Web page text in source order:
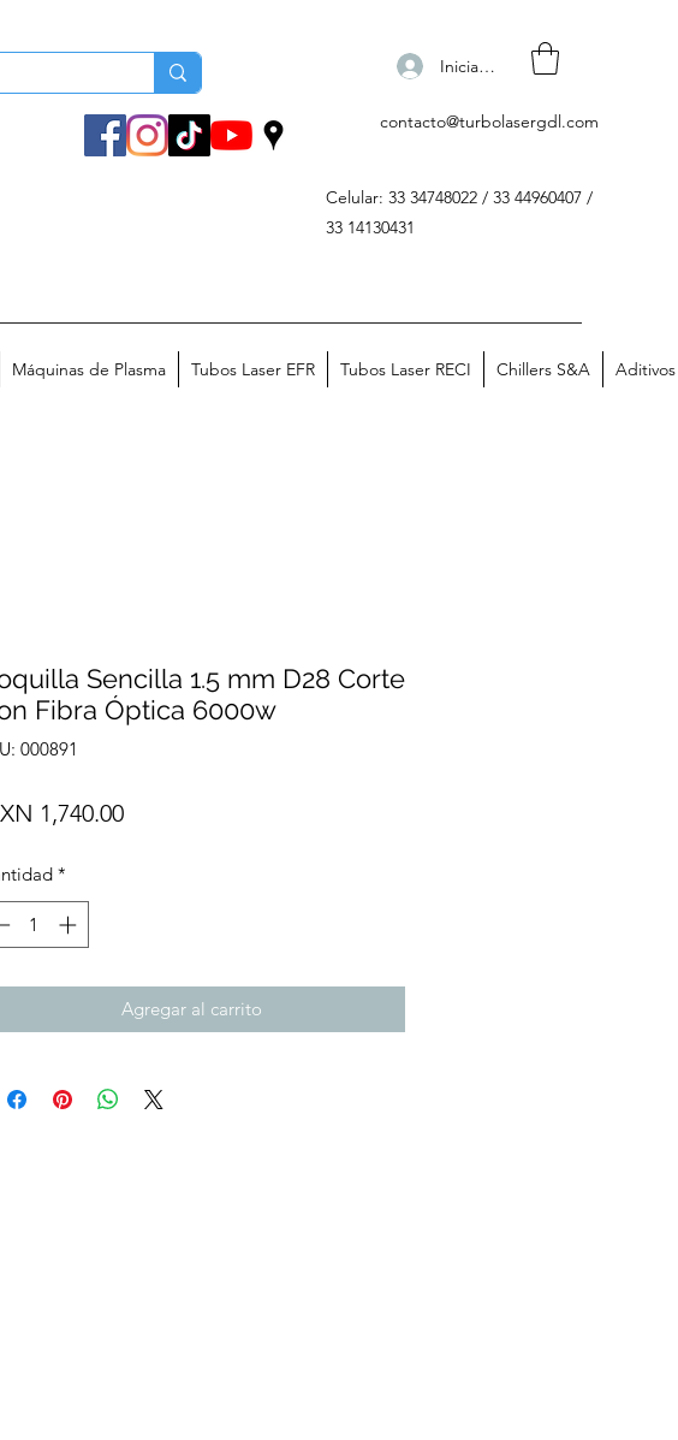
Iniciar sesión
contacto@turbolasergdl.com
Celular: 33 34748022 / 33 44960407 /
33 14130431
Máquinas de Plasma Tubos Laser EFR Tubos Laser RECI Chillers S&A
Sencilla 1.5 mm D28 Corte
Fibra Óptica 6000w
000891
1,740.00Precio
*
Agregar al carrito